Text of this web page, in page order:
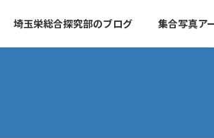
埼玉栄総合探究部のブログ 集合写真ア